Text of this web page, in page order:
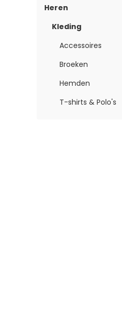
Heren
Kleding
Accessoires
Broeken
Hemden
T-shirts & Polo's